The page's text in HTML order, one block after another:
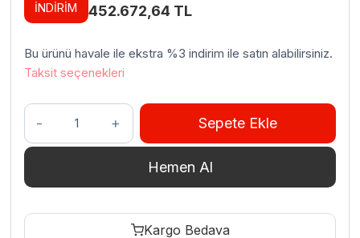
İNDİRİM
Orijinal
673.620,00 TL.
452.672,64 TLŞu
fiyat:
Bu ürünü havale ile ekstra %3 indirim ile satın alabilirsiniz.
Taksit seçenekleri
İnoksan
FBE-
006
6
Sepete Ekle
Hemen Al
Kargo Bedava